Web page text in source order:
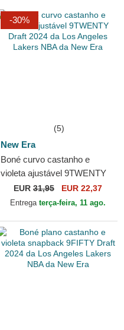
-30%
(5)
New Era
Boné curvo castanho e
violeta ajustável 9TWENTY
Draft 2024 da Los Angeles
Lakers NBA da New Era
EUR 31,95 EUR 22,37
Entrega terça-feira, 11 ago.